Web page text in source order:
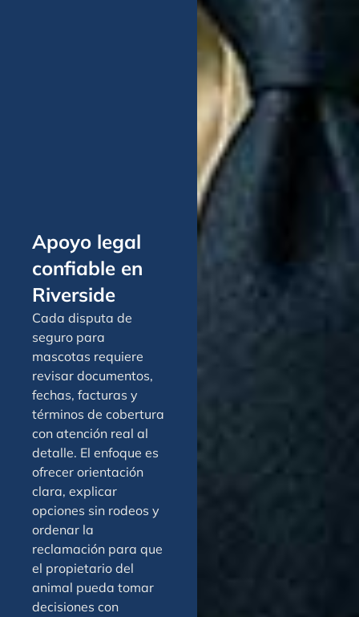
Apoyo legal
confiable en
Riverside
Cada disputa de
seguro para
mascotas requiere
revisar documentos,
fechas, facturas y
términos de cobertura
con atención real al
detalle. El enfoque es
ofrecer orientación
clara, explicar
opciones sin rodeos y
ordenar la
reclamación para que
el propietario del
animal pueda tomar
decisiones con